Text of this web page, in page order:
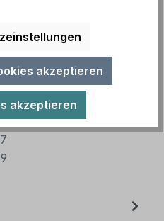
im Warenkorb sind
Endpreise möglich.
den
In den Warenkorb
akzeptieren
akzeptieren